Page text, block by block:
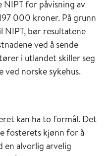
NIPT for påvisning av
000 kroner. På grunn
NIPT, bør resultatene
ved å sende
i utlandet skiller seg
ved norske sykehus.
kan ha to formål. Det
fosterets kjønn for å
alvorlig arvelig